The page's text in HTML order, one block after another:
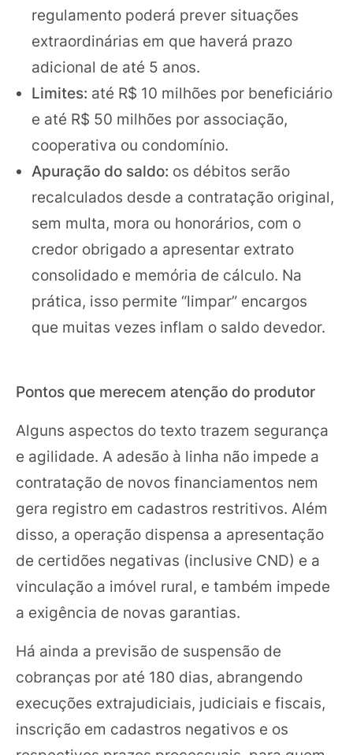
regulamento poderá prever situações
extraordinárias em que haverá prazo
adicional de até 5 anos.
Limites: até R$ 10 milhões por beneficiário
e até R$ 50 milhões por associação,
cooperativa ou condomínio.
Apuração do saldo: os débitos serão
recalculados desde a contratação original,
sem multa, mora ou honorários, com o
credor obrigado a apresentar extrato
consolidado e memória de cálculo. Na
prática, isso permite “limpar” encargos
que muitas vezes inflam o saldo devedor.
Pontos que merecem atenção do produtor
Alguns aspectos do texto trazem segurança
e agilidade. A adesão à linha não impede a
contratação de novos financiamentos nem
gera registro em cadastros restritivos. Além
disso, a operação dispensa a apresentação
de certidões negativas (inclusive CND) e a
vinculação a imóvel rural, e também impede
a exigência de novas garantias.
Há ainda a previsão de suspensão de
cobranças por até 180 dias, abrangendo
execuções extrajudiciais, judiciais e fiscais,
inscrição em cadastros negativos e os